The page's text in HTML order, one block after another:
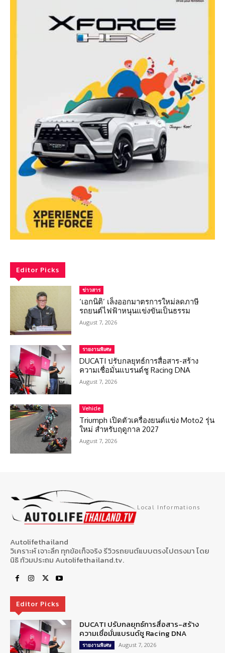
Editor Picks
ข่าวสาร
‘เอกนิติ’ เล็งออกมาตรการใหม่ลดภาษี
รถยนต์ไฟฟ้าหนุนแข่งขันเป็นธรรม
August 7, 2026
รายงานพิเศษ
DUCATI ปรับกลยุทธ์การสื่อสาร-สร้าง
ความเชื่อมั่นแบรนด์ชู Racing DNA
August 7, 2026
Vehicle
Triumph เปิดตัวเครื่องยนต์แข่ง Moto2 รุ่น
ใหม่ สำหรับฤดูกาล 2027
August 7, 2026
Local Informations
Autolifethailand
วิเคราะห์ เจาะลึก ทุกข้อเท็จจริง รีวิวรถยนต์แบบตรงไปตรงมา โดย
นิธิ ท้วมประถม Autolifethailand.tv.
Editor Picks
DUCATI ปรับกลยุทธ์การสื่อสาร-สร้าง
ความเชื่อมั่นแบรนด์ชู Racing DNA
รายงานพิเศษ August 7, 2026